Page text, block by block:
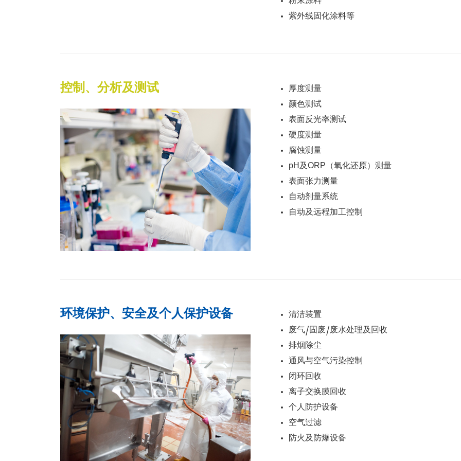
紫外线固化涂料等
控制、分析及测试
厚度测量
颜色测试
表面反光率测试
硬度测量
腐蚀测量
pH及ORP（氧化还原）测量
表面张力测量
自动剂量系统
自动及远程加工控制
环境保护、安全及个人保护设备
清洁装置
废气/固废/废水处理及回收
排烟除尘
通风与空气污染控制
闭环回收
离子交换膜回收
个人防护设备
空气过滤
防火及防爆设备